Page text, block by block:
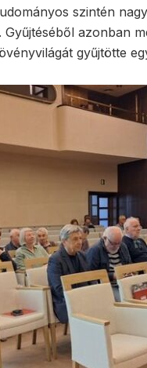
szintén
azonban
gyűjtötte